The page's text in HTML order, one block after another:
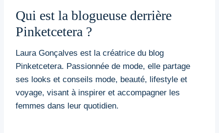
Qui est la blogueuse derrière
Pinketcetera ?
Laura Gonçalves est la créatrice du blog
Pinketcetera. Passionnée de mode, elle partage
ses looks et conseils mode, beauté, lifestyle et
voyage, visant à inspirer et accompagner les
femmes dans leur quotidien.